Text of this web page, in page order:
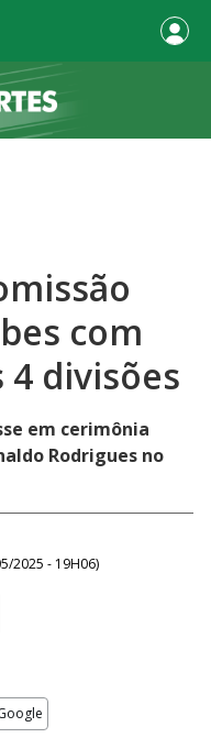
com
divisões
em cerimônia
Rodrigues no
2025 - 19H06)